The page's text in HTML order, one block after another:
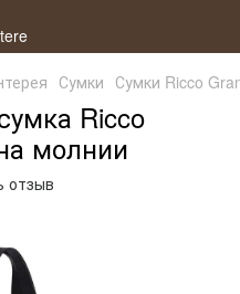
Сумки Сумки Ricco
Ricco
молнии
отзыв